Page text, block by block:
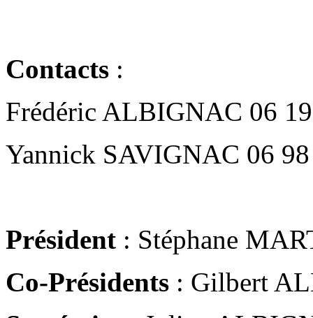
Contacts :
Frédéric ALBIGNAC 06
Yannick SAVIGNAC 06
Président : Stéphane
Co-Présidents : Gilbert